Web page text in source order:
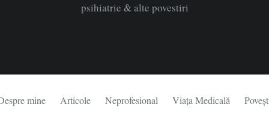
psihiatrie & alte povestiri
mine Articole Neprofesional Viața Medicală